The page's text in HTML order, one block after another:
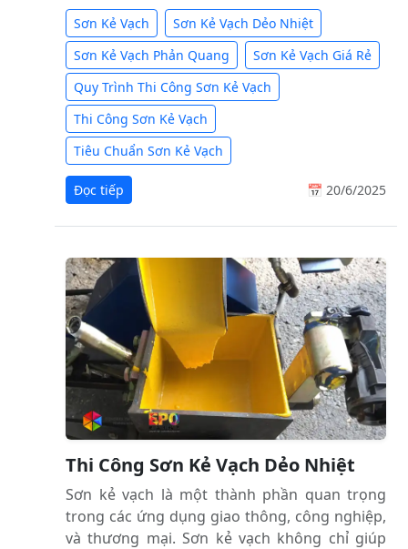
Sơn Kẻ Vạch
Sơn Kẻ Vạch Dẻo Nhiệt
Sơn Kẻ Vạch Phản Quang
Sơn Kẻ Vạch Giá Rẻ
Quy Trình Thi Công Sơn Kẻ Vạch
Thi Công Sơn Kẻ Vạch
Tiêu Chuẩn Sơn Kẻ Vạch
Đọc tiếp 📅 20/6/2025
Thi Công Sơn Kẻ Vạch Dẻo Nhiệt
Sơn kẻ vạch là một thành phần quan trọng
trong các ứng dụng giao thông, công nghiệp,
và thương mại. Sơn kẻ vạch không chỉ giúp